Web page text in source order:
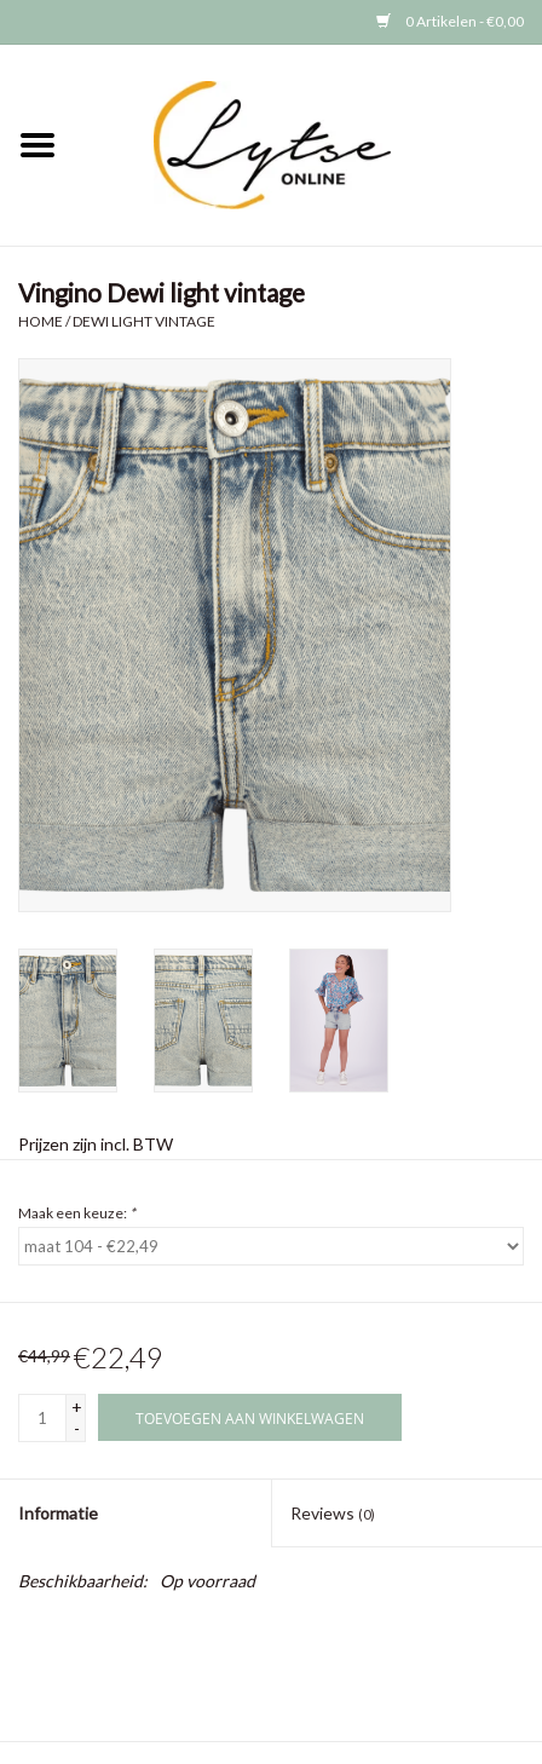
0 Artikelen - €0,00
Meisjes
Merken
GRATIS VERZENDEN (vanaf EUR
15)
Vingino Dewi light vintage
HOME /DEWI LIGHT VINTAGE
Prijzen zijn incl. BTW
Maak een keuze: *
€44,99€22,49
+
-
TOEVOEGEN AAN WINKELWAGEN
Informatie Reviews (0)
Beschikbaarheid: Op voorraad